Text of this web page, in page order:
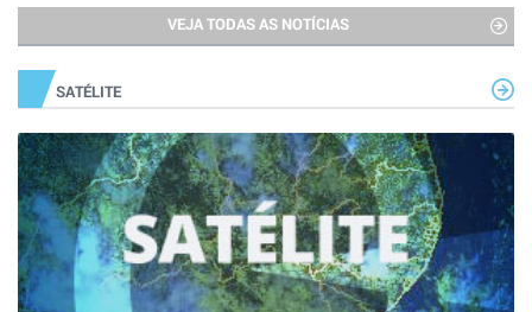
VEJA TODAS AS NOTÍCIAS
SATÉLITE